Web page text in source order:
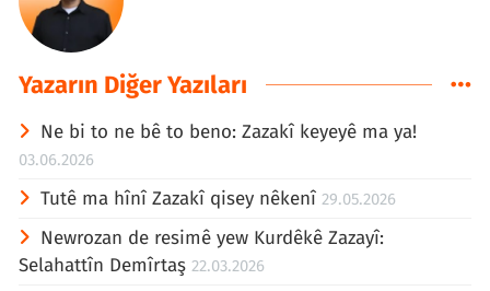
Yazarın Diğer Yazıları
Ne bi to ne bê to beno: Zazakî keyeyê ma ya!
03.06.2026
Tutê ma hînî Zazakî qisey nêkenî 29.05.2026
Newrozan de resimê yew Kurdêkê Zazayî:
Selahattîn Demîrtaş 22.03.2026